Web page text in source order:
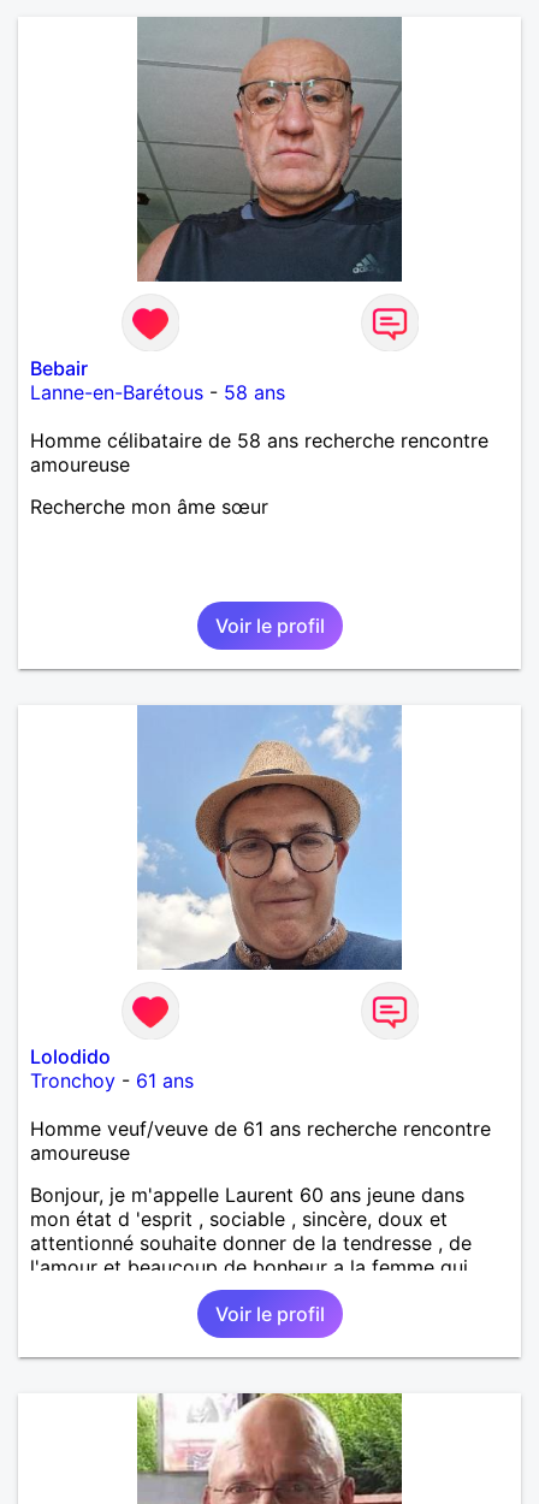
une belle amitié et qu'il n'est jamais trop tard pour
écrire une nouvelle histoire. Si vous aimez les
échanges sincères, les valeurs de respect et de
simplicité, nous pourrions faire connaissance autour
d'un café suivi d'une balade, sans précipitation et
laisser le temps faire le reste. Au plaisir de vous lire.
Bebair
Lanne-en-Barétous - 58 ans
Homme célibataire de 58 ans recherche rencontre
amoureuse
Recherche mon âme sœur
Voir le profil
Lolodido
Tronchoy - 61 ans
Homme veuf/veuve de 61 ans recherche rencontre
amoureuse
Bonjour, je m'appelle Laurent 60 ans jeune dans
mon état d 'esprit , sociable , sincère, doux et
attentionné souhaite donner de la tendresse , de
l'amour et beaucoup de bonheur a la femme qui
souhaitera partager ma vie . Bientôt en retraite a la
fin de l 'année et libre de toute contrainte. Digne de
confiance à la femme qui voudras m 'en accorder
en toute sincérité. Pour le reste venez me découvrir
Voir le profil